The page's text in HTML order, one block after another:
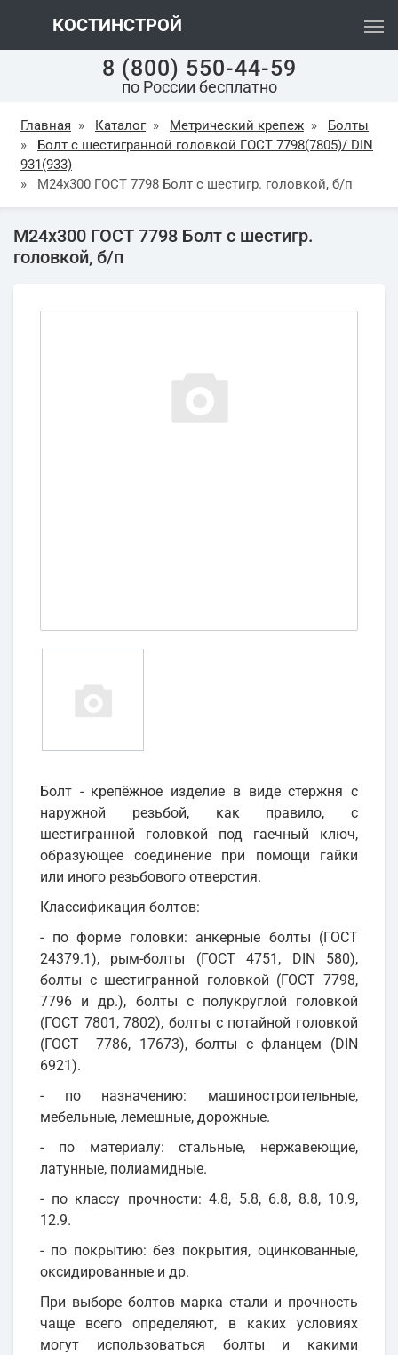
КОСТИНСТРОЙ
8 (800) 550-44-59
по России бесплатно
Главная » Каталог » Метрический крепеж »
Болты
»
Болт с шестигранной головкой ГОСТ 7798(7805)/ DIN
931(933)
»
М24х300 ГОСТ 7798 Болт с шестигр. головкой, б/п
М24х300 ГОСТ 7798 Болт с шестигр.
головкой, б/п
Болт - крепёжное изделие в виде стержня с
наружной резьбой, как правило, с
шестигранной головкой под гаечный ключ,
образующее соединение при помощи гайки
или иного резьбового отверстия.
Классификация болтов:
- по форме головки: анкерные болты (ГОСТ
24379.1), рым-болты (ГОСТ 4751, DIN 580),
болты с шестигранной головкой (ГОСТ 7798,
7796 и др.), болты с полукруглой головкой
(ГОСТ 7801, 7802), болты с потайной головкой
(ГОСТ 7786, 17673), болты с фланцем (DIN
6921).
- по назначению: машиностроительные,
мебельные, лемешные, дорожные.
- по материалу: стальные, нержавеющие,
латунные, полиамидные.
- по классу прочности: 4.8, 5.8, 6.8, 8.8, 10.9,
12.9.
- по покрытию: без покрытия, оцинкованные,
оксидированные и др.
При выборе болтов марка стали и прочность
чаще всего определяют, в каких условиях
могут использоваться болты и какими